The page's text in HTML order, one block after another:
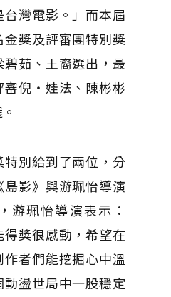
灣電影。」而本屆
獎及評審團特別獎
茹、王裔選出，最
倪・娃法、陳彬彬
別給到了兩位，分
影》與游珮怡導演
游珮怡導演表示：
得獎很感動，希望在
者們能挖掘心中溫
盪世局中一股穩定